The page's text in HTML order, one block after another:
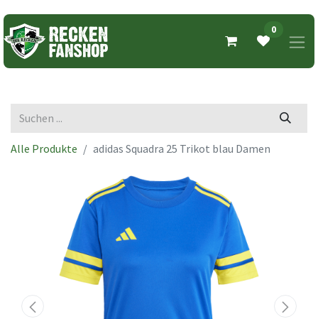
0
Alle Produkte adidas Squadra 25 Trikot blau Damen